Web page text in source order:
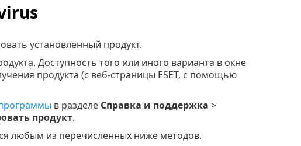
установленный продукт.
Доступность того или иного варианта в окне
продукта (с веб-страницы ESET, с помощью
в разделе Справка и поддержка >
продукт.
любым из перечисленных ниже методов.